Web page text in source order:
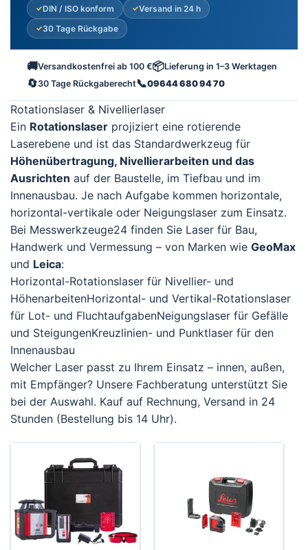
DIN / ISO konform
Versand in 24 h
30 Tage Rückgabe
🚚Versandkostenfrei ab 100 €📦Lieferung in 1–3 Werktagen
🔄30 Tage Rückgaberecht📞09644 680 94 70
Rotationslaser & Nivellierlaser
Ein Rotationslaser projiziert eine rotierende
Laserebene und ist das Standardwerkzeug für
Höhenübertragung, Nivellierarbeiten und das
Ausrichten auf der Baustelle, im Tiefbau und im
Innenausbau. Je nach Aufgabe kommen horizontale,
horizontal-vertikale oder Neigungslaser zum Einsatz.
Bei Messwerkzeuge24 finden Sie Laser für Bau,
Handwerk und Vermessung – von Marken wie GeoMax
und Leica:
Horizontal-Rotationslaser für Nivellier- und
HöhenarbeitenHorizontal- und Vertikal-Rotationslaser
für Lot- und FluchtaufgabenNeigungslaser für Gefälle
und SteigungenKreuzlinien- und Punktlaser für den
Innenausbau
Welcher Laser passt zu Ihrem Einsatz – innen, außen,
mit Empfänger? Unsere Fachberatung unterstützt Sie
bei der Auswahl. Kauf auf Rechnung, Versand in 24
Stunden (Bestellung bis 14 Uhr).